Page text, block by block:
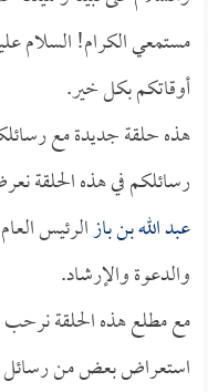
مستمعي الكرام! السلام
أوقاتكم بكل خير.
هذه حلقة جديدة مع
رسائلكم في هذه الحلقة
عبد الله بن بازالرئيس
والدعوة والإرشاد.
مع مطلع هذه الحلقة نرحب
استعراض بعض من رسائل